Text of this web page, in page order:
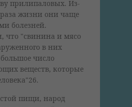
прилипаловых. Из-
жизни они чаще
болезней.
что "свинина и мясо
в них
число
веществ, которые
пищи, народ